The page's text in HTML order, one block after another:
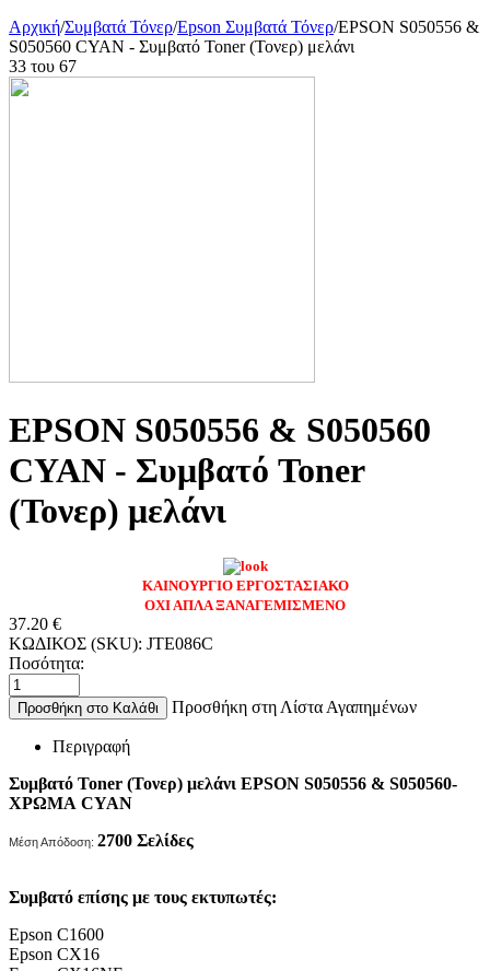
Αρχική/Συμβατά Τόνερ/Epson Συμβατά Τόνερ/EPSON S050556 &
S050560 CYAN - Συμβατό Toner (Τονερ) μελάνι
33 του 67
EPSON S050556 & S050560
CYAN - Συμβατό Toner
(Τονερ) μελάνι
ΚΑΙΝΟΥΡΓΙΟ ΕΡΓΟΣΤΑΣΙΑΚΟ
ΟΧΙ ΑΠΛΑ ΞΑΝΑΓΕΜΙΣΜΕΝΟ
37.20 €
ΚΩΔΙΚΟΣ (SKU): JTE086C
Ποσότητα:
Προσθήκη στο Καλάθι Προσθήκη στη Λίστα Αγαπημένων
Περιγραφή
Συμβατό Toner (Τονερ) μελάνι EPSON S050556 & S050560-
ΧΡΩΜΑ CYAN
Μέση Απόδοση: 2700 Σελίδες
Συμβατό επίσης με τους εκτυπωτές:
Epson C1600
Epson CX16